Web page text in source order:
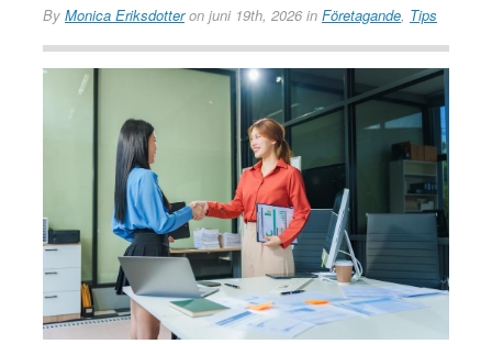
By Monica Eriksdotteron juni 19th, 2026 in Företagande, Tips